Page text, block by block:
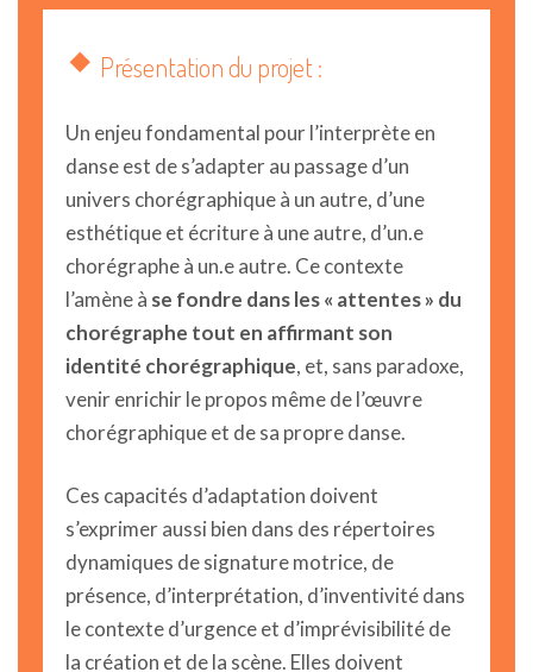
Présentation du projet :
Un enjeu fondamental pour l’interprète en
danse est de s’adapter au passage d’un
univers chorégraphique à un autre, d’une
esthétique et écriture à une autre, d’un.e
chorégraphe à un.e autre. Ce contexte
l’amène à se fondre dans les « attentes » du
chorégraphe tout en affirmant son
identité chorégraphique, et, sans paradoxe,
venir enrichir le propos même de l’œuvre
chorégraphique et de sa propre danse.
Ces capacités d’adaptation doivent
s’exprimer aussi bien dans des répertoires
dynamiques de signature motrice, de
présence, d’interprétation, d’inventivité dans
le contexte d’urgence et d’imprévisibilité de
la création et de la scène. Elles doivent